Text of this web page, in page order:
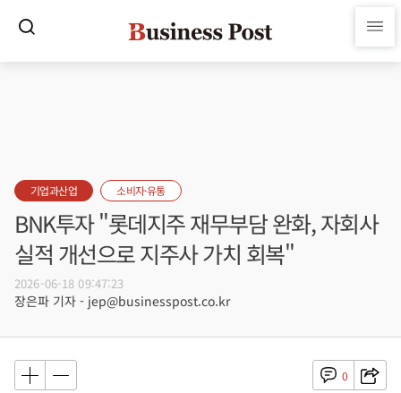
기업과산업 소비자·유통
BNK투자 "롯데지주 재무부담 완화, 자회사
실적 개선으로 지주사 가치 회복"
2026-06-18 09:47:23
장은파 기자 - jep@businesspost.co.kr
0